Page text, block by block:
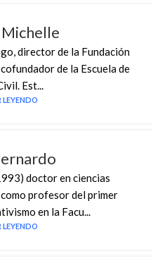
director de la Fundación
de la Escuela de
Est...
doctor en ciencias
profesor del primer
en la Facu...